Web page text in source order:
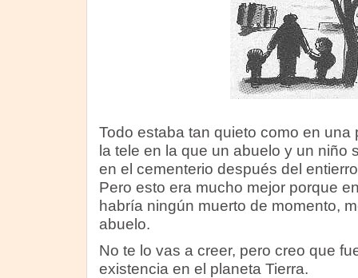
Todo estaba tan quieto como en
la tele en la que un abuelo y un niño
en el cementerio después del
Pero esto era mucho mejor porque
habría ningún muerto de momento,
abuelo.
No te lo vas a creer, pero creo que
existencia en el planeta Tierra.